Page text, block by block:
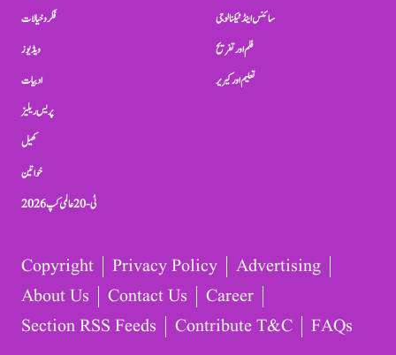
فکر و خیالات
ویڈیوز
ادبیات
پریس ریلیز
کھیل
خواتین
ٹی-20 عالمی کپ 2026
سائنس اینڈ ٹیکنالوجی
فلم اور تفریح
تعلیم اور کیریر
Copyright Privacy Policy
Advertising
About Us
Contact Us
Career
Section RSS Feeds
Contribute T&C FAQs